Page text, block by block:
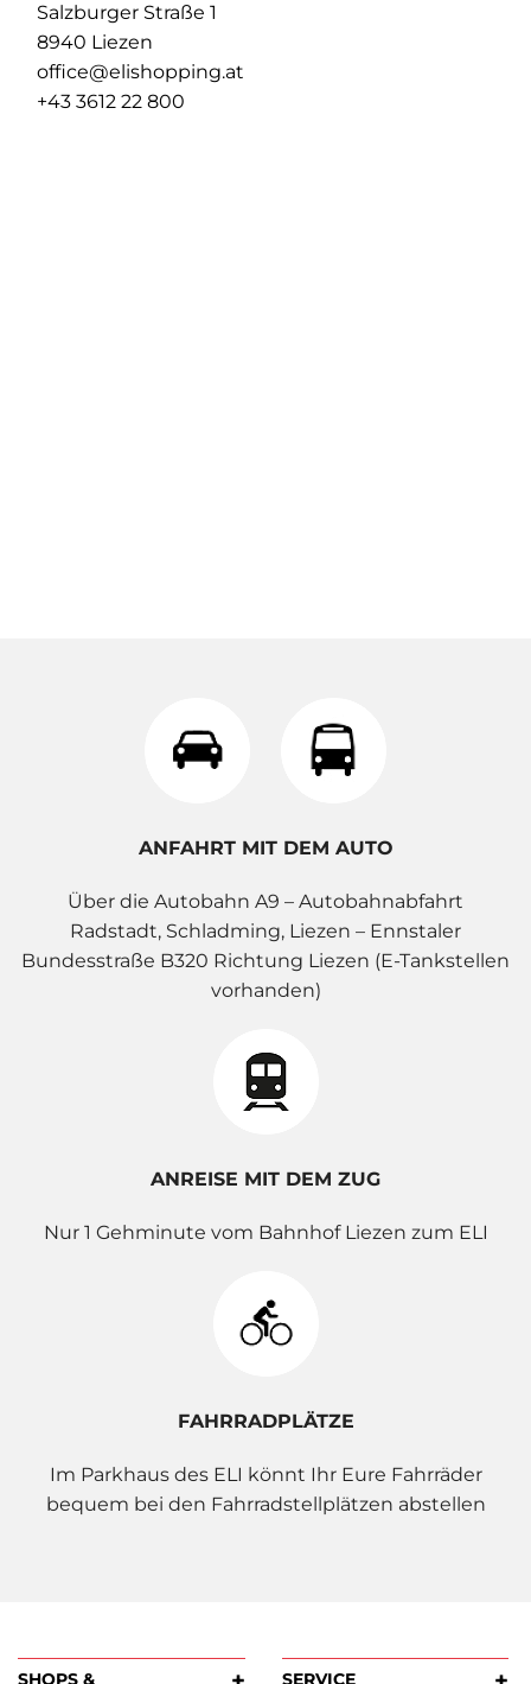
Salzburger Straße 1
8940 Liezen
office@elishopping.at
+43 3612 22 800
ANFAHRT MIT DEM AUTO
Über die Autobahn A9 – Autobahnabfahrt
Radstadt, Schladming, Liezen – Ennstaler
Bundesstraße B320 Richtung Liezen (E-Tankstellen
vorhanden)
ANREISE MIT DEM ZUG
Nur 1 Gehminute vom Bahnhof Liezen zum ELI
FAHRRADPLÄTZE
Im Parkhaus des ELI könnt Ihr Eure Fahrräder
bequem bei den Fahrradstellplätzen abstellen